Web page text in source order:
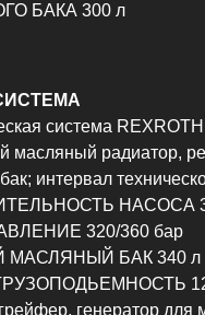
БАКА 300 л
система
масляный радиатор,
интервал
НАСОСА
320/360 бар
МАСЛЯНЫЙ БАК 340 л
генератор для